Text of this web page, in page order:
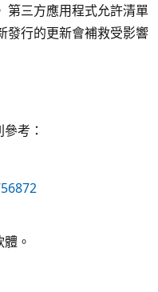
第三方應用程式允許清單
發行的更新會補救受影響
考：
。